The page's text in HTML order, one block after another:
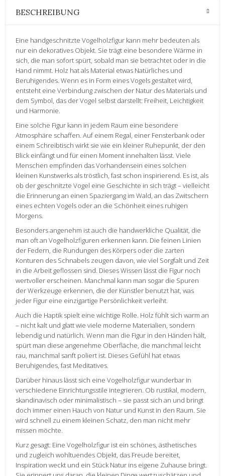
BESCHREIBUNG
Eine handgeschnitzte Vogelholzfigur kann mehr bedeuten als
nur ein dekoratives Objekt. Sie trägt eine besondere Wärme in
sich, die man sofort spürt, sobald man sie betrachtet oder in die
Hand nimmt. Holz hat als Material etwas Natürliches und
Beruhigendes. Wenn es in Form eines Vogels gestaltet wird,
entsteht eine Verbindung zwischen der Natur des Materials und
dem Symbol, das der Vogel selbst darstellt: Freiheit, Leichtigkeit
und Harmonie.
Eine solche Figur kann in jedem Raum eine besondere
Atmosphäre schaffen. Auf einem Regal, einer Fensterbank oder
einem Schreibtisch wirkt sie wie ein kleiner Ruhepunkt, der den
Blick einfängt und für einen Moment innehalten lässt. Viele
Menschen empfinden das Vorhandensein eines solchen
kleinen Kunstwerks als tröstlich, fast schon inspirierend. Es ist, als
ob der geschnitzte Vogel eine Geschichte in sich trägt – vielleicht
die Erinnerung an einen Spaziergang im Wald, an das Zwitschern
eines echten Vogels oder an die Schönheit eines ruhigen
Morgens.
Besonders angenehm ist auch die handwerkliche Qualität, die
man oft an Vogelholzfiguren erkennen kann. Die feinen Linien
der Federn, die Rundungen des Körpers oder die zarten
Konturen des Schnabels zeugen davon, wie viel Sorgfalt und Zeit
in die Arbeit geflossen sind. Dieses Wissen lässt die Figur noch
wertvoller erscheinen. Manchmal kann man sogar die Spuren
der Werkzeuge erkennen, die der Künstler benutzt hat, was
jeder Figur eine einzigartige Persönlichkeit verleiht.
Auch die Haptik spielt eine wichtige Rolle. Holz fühlt sich warm an
– nicht kalt und glatt wie viele moderne Materialien, sondern
lebendig und natürlich. Wenn man die Figur in den Händen hält,
spürt man diese angenehme Oberfläche, die manchmal leicht
rau, manchmal sanft poliert ist. Dieses Gefühl hat etwas
Beruhigendes, fast Meditatives.
Darüber hinaus lässt sich eine Vogelholzfigur wunderbar in
verschiedene Einrichtungsstile integrieren. Ob rustikal, modern,
skandinavisch oder minimalistisch – sie passt sich an und bringt
doch immer einen Hauch von Natur und Kunst in den Raum. Sie
wird schnell zu einem kleinen Schatz, den man nicht mehr
missen möchte.
Kurz gesagt: Eine Vogelholzfigur ist ein schönes, ästhetisches
und zugleich wohltuendes Objekt, das Freude bereitet,
Inspiration weckt und ein Stück Natur ins eigene Zuhause bringt.